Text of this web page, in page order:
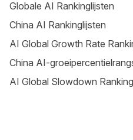
Globale AI Rankinglijsten
China AI Rankinglijsten
AI Global Growth Rate
China AI-
AI Global Slowdown